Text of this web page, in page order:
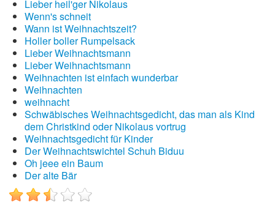
Lieber heil'ger Nikolaus
Wenn's schneit
Wann ist Weihnachtszeit?
Holler boller Rumpelsack
Lieber Weihnachtsmann
Lieber Weihnachtsmann
Weihnachten ist einfach wunderbar
Weihnachten
weihnacht
Schwäbisches Weihnachtsgedicht, das man als Kind
dem Christkind oder Nikolaus vortrug
Weihnachtsgedicht für Kinder
Der Weihnachtswichtel Schuh Biduu
Oh jeee ein Baum
Der alte Bär